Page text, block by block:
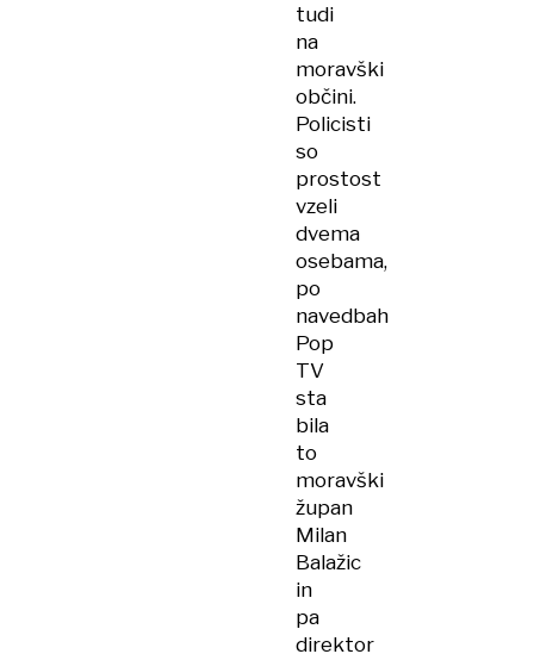
tudi
na
moravški
občini.
Policisti
so
prostost
vzeli
dvema
osebama,
po
navedbah
Pop
TV
sta
bila
to
moravški
župan
Milan
Balažic
in
pa
direktor